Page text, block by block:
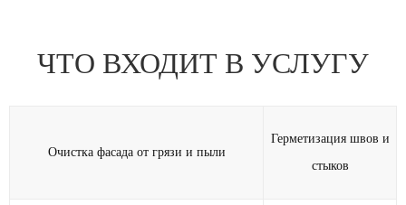
ЧТО ВХОДИТ В УСЛУГУ
Очистка фасада от грязи и пыли
Герметизация швов и
стыков